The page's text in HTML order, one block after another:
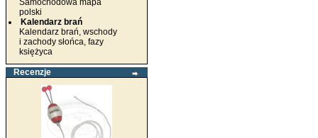
Samochodowa mapa
polski
Kalendarz brań
Kalendarz brań, wschody
i zachody słońca, fazy
księżyca
Recenzje